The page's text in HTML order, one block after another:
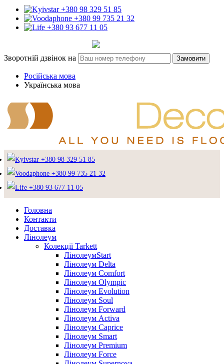
+380 98 329 51 85
+380 99 735 21 32
+380 93 677 11 05
Зворотній дзвінок на Замовити
Російська мова
Українська мова
+380 98 329 51 85
+380 99 735 21 32
+380 93 677 11 05
Головна
Контакти
Доставка
Лінолеум
Колекції Tarkett
ЛінолеумStart
Лінолеум Delta
Лінолеум Comfort
Лінолеум Olympic
Лінолеум Evolution
Лінолеум Soul
Лінолеум Forward
Лінолеум Activa
Лінолеум Caprice
Лінолеум Smart
Лінолеум Premium
Лінолеум Force